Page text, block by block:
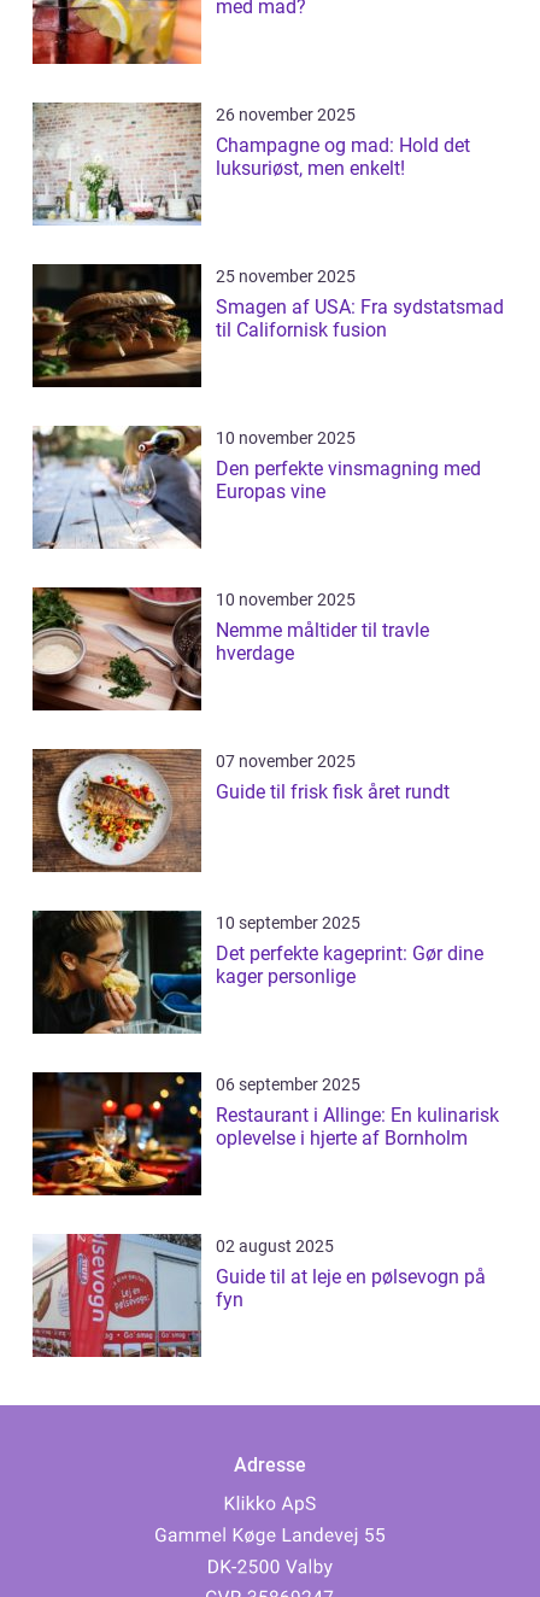
med mad?
26 november 2025
Champagne og mad: Hold det
luksuriøst, men enkelt!
25 november 2025
Smagen af USA: Fra sydstatsmad
til Californisk fusion
10 november 2025
Den perfekte vinsmagning med
Europas vine
10 november 2025
Nemme måltider til travle
hverdage
07 november 2025
Guide til frisk fisk året rundt
10 september 2025
Det perfekte kageprint: Gør dine
kager personlige
06 september 2025
Restaurant i Allinge: En kulinarisk
oplevelse i hjerte af Bornholm
02 august 2025
Guide til at leje en pølsevogn på
fyn
Adresse